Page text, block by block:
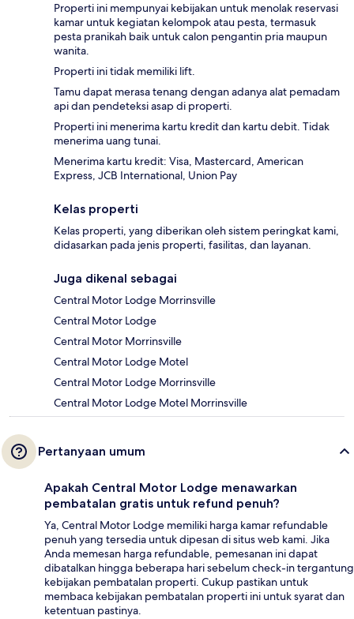
Properti ini mempunyai kebijakan untuk menolak reservasi
kamar untuk kegiatan kelompok atau pesta, termasuk
pesta pranikah baik untuk calon pengantin pria maupun
wanita.
Properti ini tidak memiliki lift.
Tamu dapat merasa tenang dengan adanya alat pemadam
api dan pendeteksi asap di properti.
Properti ini menerima kartu kredit dan kartu debit. Tidak
menerima uang tunai.
Menerima kartu kredit: Visa, Mastercard, American
Express, JCB International, Union Pay
Kelas properti
Kelas properti, yang diberikan oleh sistem peringkat kami,
didasarkan pada jenis properti, fasilitas, dan layanan.
Juga dikenal sebagai
Central Motor Lodge Morrinsville
Central Motor Lodge
Central Motor Morrinsville
Central Motor Lodge Motel
Central Motor Lodge Morrinsville
Central Motor Lodge Motel Morrinsville
Pertanyaan umum
Apakah Central Motor Lodge menawarkan
pembatalan gratis untuk refund penuh?
Ya, Central Motor Lodge memiliki harga kamar refundable
penuh yang tersedia untuk dipesan di situs web kami. Jika
Anda memesan harga refundable, pemesanan ini dapat
dibatalkan hingga beberapa hari sebelum check-in tergantung
kebijakan pembatalan properti. Cukup pastikan untuk
membaca kebijakan pembatalan properti ini untuk syarat dan
ketentuan pastinya.